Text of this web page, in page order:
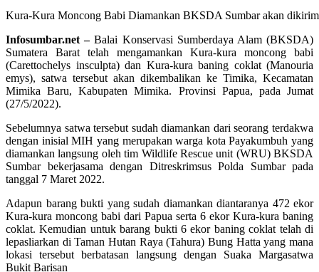
Kura-Kura Moncong Babi Diamankan BKSDA Sumbar akan
Infosumbar.net –Balai Konservasi Sumberdaya Alam (BKSDA)
Sumatera Barat telah mengamankan Kura-kura moncong babi
(Carettochelys insculpta) dan Kura-kura baning coklat (Manouria
emys), satwa tersebut akan dikembalikan ke Timika, Kecamatan
Mimika Baru, Kabupaten Mimika. Provinsi Papua, pada Jumat
(27/5/2022).
Sebelumnya satwa tersebut sudah diamankan dari seorang terdakwa
dengan inisial MIH yang merupakan warga kota Payakumbuh yang
diamankan langsung oleh tim Wildlife Rescue unit (WRU) BKSDA
Sumbar bekerjasama dengan Ditreskrimsus Polda Sumbar pada
tanggal 7 Maret 2022.
Adapun barang bukti yang sudah diamankan diantaranya 472 ekor
Kura-kura moncong babi dari Papua serta 6 ekor Kura-kura baning
coklat. Kemudian untuk barang bukti 6 ekor baning coklat telah di
lepasliarkan di Taman Hutan Raya (Tahura) Bung Hatta yang mana
lokasi tersebut berbatasan langsung dengan Suaka Margasatwa
Bukit Barisan